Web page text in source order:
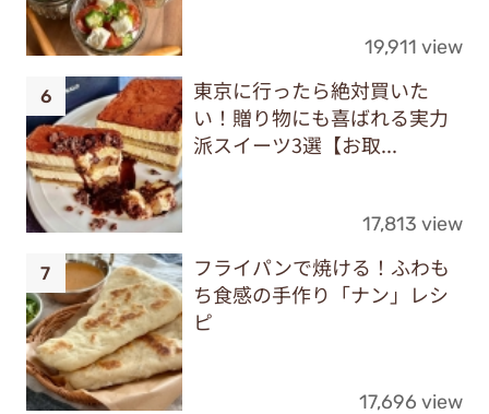
19,911 view
東京に行ったら絶対買いた
い！贈り物にも喜ばれる実力
派スイーツ3選【お取...
17,813 view
フライパンで焼ける！ふわも
ち食感の手作り「ナン」レシ
ピ
17,696 view